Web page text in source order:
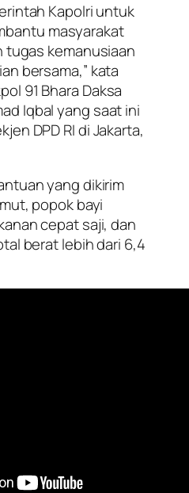
Kapolri untuk
masyarakat
tugas kemanusiaan
bersama,” kata
91 Bhara Daksa
Iqbal yang saat ini
DPD RI di Jakarta,
yang dikirim
popok bayi
cepat saji, dan
berat lebih dari 6,4